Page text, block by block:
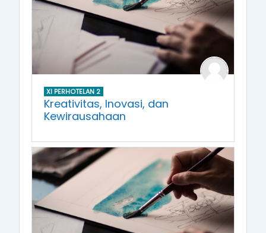
XI PERHOTELAN 2
Kreativitas, Inovasi, dan
Kewirausahaan